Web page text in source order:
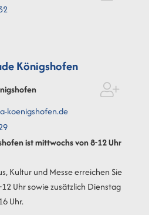
Königshofen
koenigshofen.de
ist mittwochs von 8-12 Uhr
Kultur und Messe erreichen Sie
Uhr sowie zusätzlich Dienstag
Uhr.